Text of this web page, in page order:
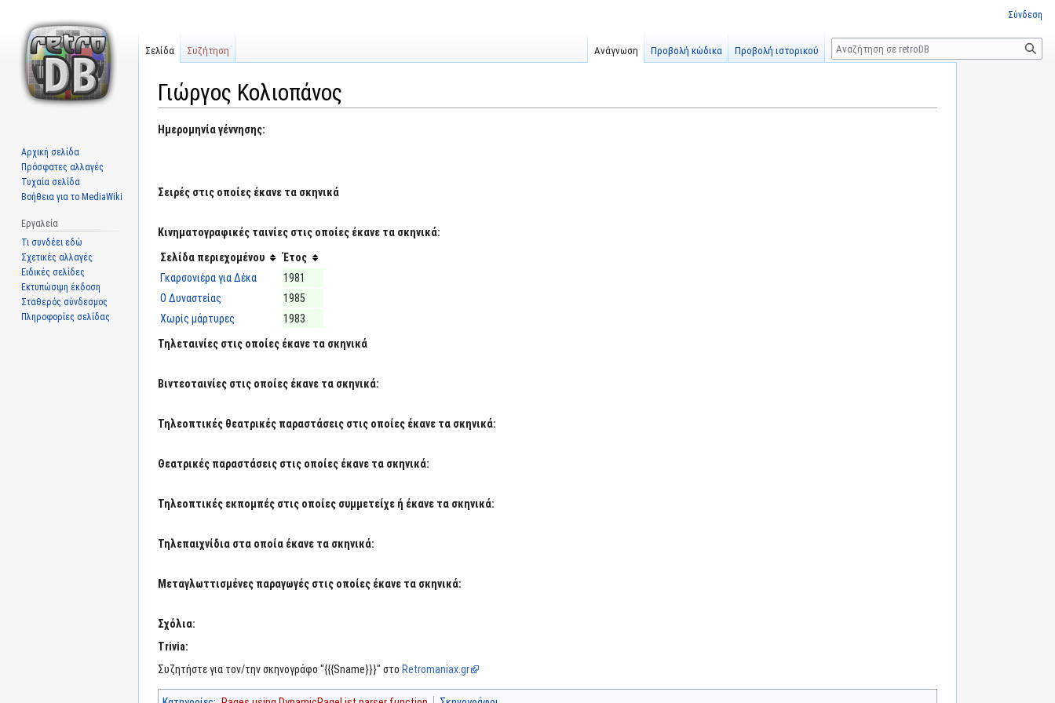
Γιώργος Κολιοπάνος
Μετάβαση
Πήδηση
Ημερομηνία γέννησης:
Σειρές στις οποίες έκανε τα σκηνικά
Κινηματογραφικές ταινίες στις οποίες έκανε τα σκηνικά:
Σελίδα περιεχομένου
Έτος
Γκαρσονιέρα για Δέκα
1981
Ο Δυναστείας
1985
Χωρίς μάρτυρες
1983
Τηλεταινίες στις οποίες έκανε τα σκηνικά
Βιντεοταινίες στις οποίες έκανε τα σκηνικά:
Τηλεοπτικές θεατρικές παραστάσεις στις οποίες έκανε τα σκηνικά:
Θεατρικές παραστάσεις στις οποίες έκανε τα σκηνικά:
Τηλεοπτικές εκπομπές στις οποίες συμμετείχε ή έκανε τα σκηνικά:
Τηλεπαιχνίδια στα οποία έκανε τα σκηνικά:
Μεταγλωττισμένες παραγωγές στις οποίες έκανε τα σκηνικά:
Σχόλια:
Trivia:
Συζητήστε για τον/την σκηνογράφο "{{{Sname}}}" στο Retromaniax.gr
Σύνδεση
Σελίδα Συζήτηση Ανάγνωση Προβολή κώδικα Προβολή ιστορικού
Αναζήτηση
Αρχική σελίδα
Πρόσφατες αλλαγές
Τυχαία σελίδα
Βοήθεια για το MediaWiki
Εργαλεία
Τι συνδέει εδώ
Σχετικές αλλαγές
Ειδικές σελίδες
Εκτυπώσιμη έκδοση
Σταθερός σύνδεσμος
Πληροφορίες σελίδας